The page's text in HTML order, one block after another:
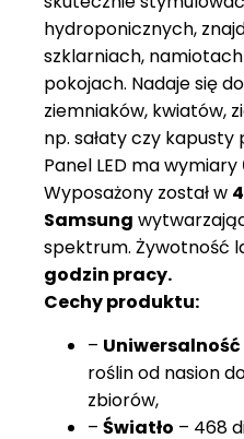
hydroponicznych,
szklarniach,
pokojach. Nadaje się
ziemniaków, kwiatów,
np. sałaty czy kapusty
Panel LED ma wymiary
Wyposażony został w
Samsung
spektrum. Żywotność
godzin pracy.
Cechy produktu:
– Uniwersalność
roślin od nasion
zbiorów,
– Światło – 468